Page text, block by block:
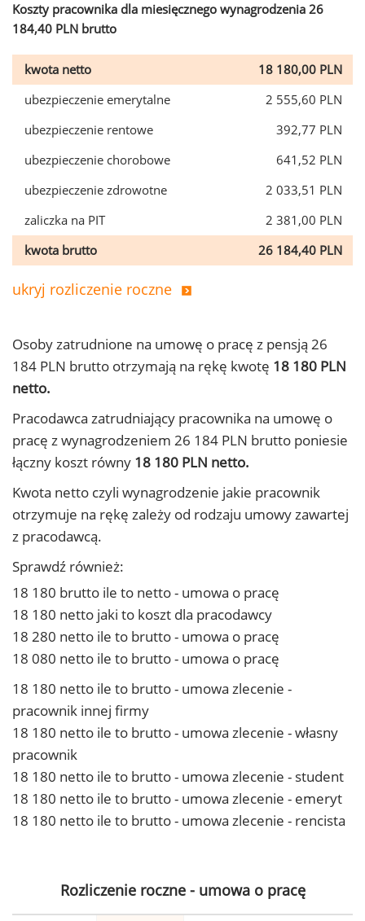
Koszty pracownika dla miesięcznego wynagrodzenia 26
184,40 PLN brutto
kwota netto
18 180,00 PLN
ubezpieczenie emerytalne
2 555,60 PLN
ubezpieczenie rentowe
392,77 PLN
ubezpieczenie chorobowe
641,52 PLN
ubezpieczenie zdrowotne
2 033,51 PLN
zaliczka na PIT
2 381,00 PLN
kwota brutto
26 184,40 PLN
ukryj rozliczenie roczne
Osoby zatrudnione na umowę o pracę z pensją 26
184 PLN brutto otrzymają na rękę kwotę 18 180 PLN
netto.
Pracodawca zatrudniający pracownika na umowę o
pracę z wynagrodzeniem 26 184 PLN brutto poniesie
łączny koszt równy 18 180 PLN netto.
Kwota netto czyli wynagrodzenie jakie pracownik
otrzymuje na rękę zależy od rodzaju umowy zawartej
z pracodawcą.
Sprawdź również:
18 180 brutto ile to netto - umowa o pracę
18 180 netto jaki to koszt dla pracodawcy
18 280 netto ile to brutto - umowa o pracę
18 080 netto ile to brutto - umowa o pracę
18 180 netto ile to brutto - umowa zlecenie -
pracownik innej firmy
18 180 netto ile to brutto - umowa zlecenie - własny
pracownik
18 180 netto ile to brutto - umowa zlecenie - student
18 180 netto ile to brutto - umowa zlecenie - emeryt
18 180 netto ile to brutto - umowa zlecenie - rencista
Rozliczenie roczne - umowa o pracę